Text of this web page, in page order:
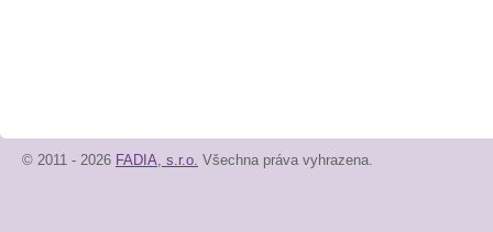
© 2011 - 2026 FADIA, s.r.o. Všechna práva vyhrazena.